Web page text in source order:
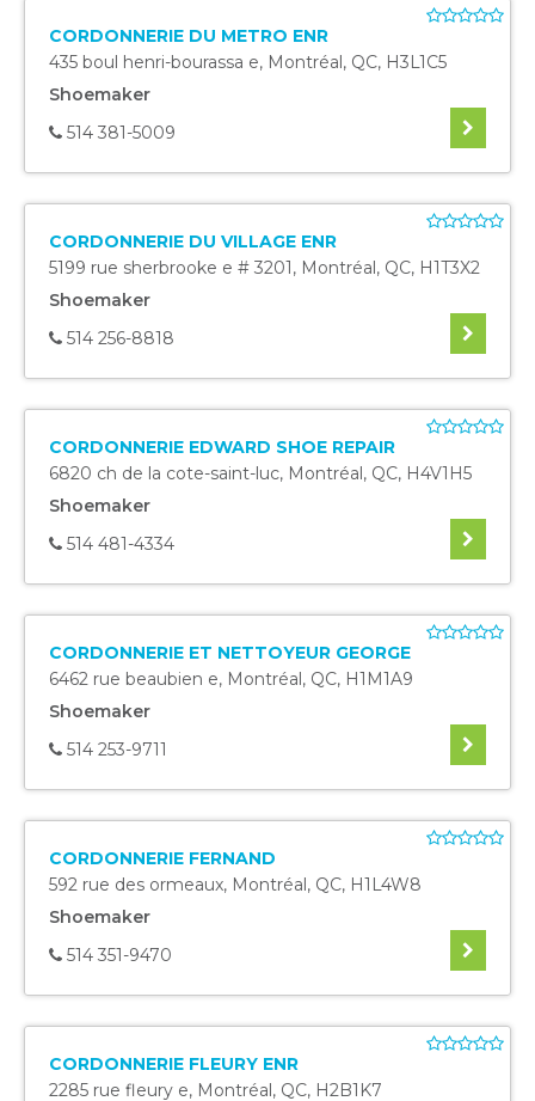
CORDONNERIE DU METRO ENR
435 boul henri-bourassa e, Montréal, QC, H3L1C5
Shoemaker
514 381-5009
CORDONNERIE DU VILLAGE ENR
5199 rue sherbrooke e # 3201, Montréal, QC, H1T3X2
Shoemaker
514 256-8818
CORDONNERIE EDWARD SHOE REPAIR
6820 ch de la cote-saint-luc, Montréal, QC, H4V1H5
Shoemaker
514 481-4334
CORDONNERIE ET NETTOYEUR GEORGE
6462 rue beaubien e, Montréal, QC, H1M1A9
Shoemaker
514 253-9711
CORDONNERIE FERNAND
592 rue des ormeaux, Montréal, QC, H1L4W8
Shoemaker
514 351-9470
CORDONNERIE FLEURY ENR
2285 rue fleury e, Montréal, QC, H2B1K7